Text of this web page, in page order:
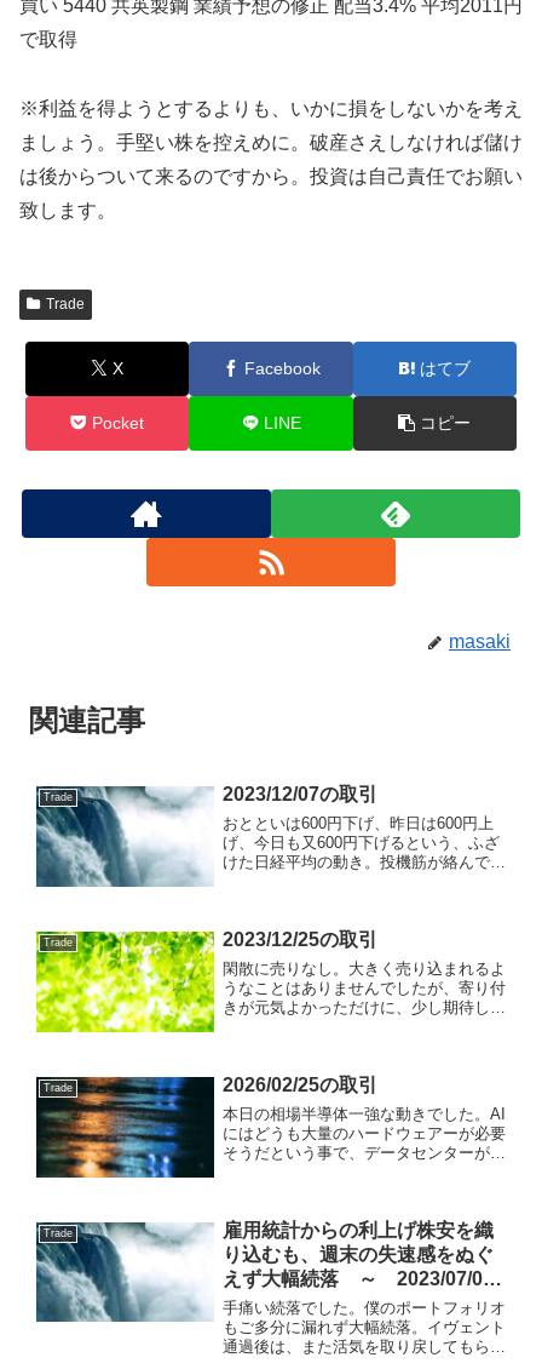
買い 5440 共英製鋼 業績予想の修正 配当3.4% 平均2011円
で取得
※利益を得ようとするよりも、いかに損をしないかを考え
ましょう。手堅い株を控えめに。破産さえしなければ儲け
は後からついて来るのですから。投資は自己責任でお願い
致します。
Trade
X Facebook はてブ
Pocket LINE コピー
masaki
関連記事
Trade 2023/12/07の取引
おとといは600円下げ、昨日は600円上
げ、今日も又600円下げるという、ふざ
けた日経平均の動き。投機筋が絡んでい
ね。明日（米国時間...
Trade 2023/12/25の取引
閑散に売りなし。大きく売り込まれるよ
うなことはありませんでしたが、寄り付
きが元気よかっただけに、少し期待して
ラス圏で持ちこたえたとい...
Trade 2026/02/25の取引
本日の相場半導体一強な動きでした。AI
にはどうも大量のハードウェアーが必要
そうだという事で、データセンターがら
と、少し流れ込んできた程...
Trade
雇用統計からの利上げ株安を織
り込むも、週末の失速感をぬぐ
えず大幅続落 ～ 2023/07/07
の取引
手痛い続落でした。僕のポートフォリオ
もご多分に漏れず大幅続落。イヴェント
通過後は、また活気を取り戻してもらい